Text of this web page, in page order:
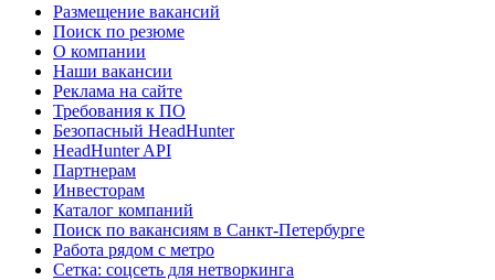
Размещение вакансий
Поиск по резюме
О компании
Наши вакансии
Реклама на сайте
Требования к ПО
Безопасный HeadHunter
HeadHunter API
Партнерам
Инвесторам
Каталог компаний
Поиск по вакансиям в Санкт-Петербурге
Работа рядом с метро
Сетка: соцсеть для нетворкинга